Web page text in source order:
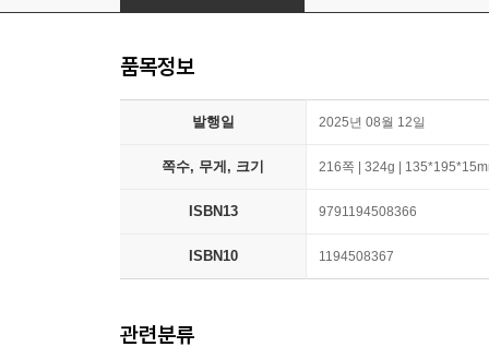
품목정보
발행일 2025년 08월 12일
쪽수, 무게, 크기 216쪽 | 324g |
ISBN13 9791194508366
ISBN10 1194508367
관련분류